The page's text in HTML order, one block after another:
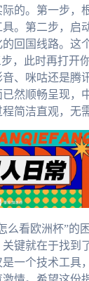
的。第一步，
。第二步，启
回国线路。这
，此时再打开
、咪咕还是腾
然顺畅呈现，
简洁直观，无
么看欧洲杯”的
键就在于找到
一个技术工具